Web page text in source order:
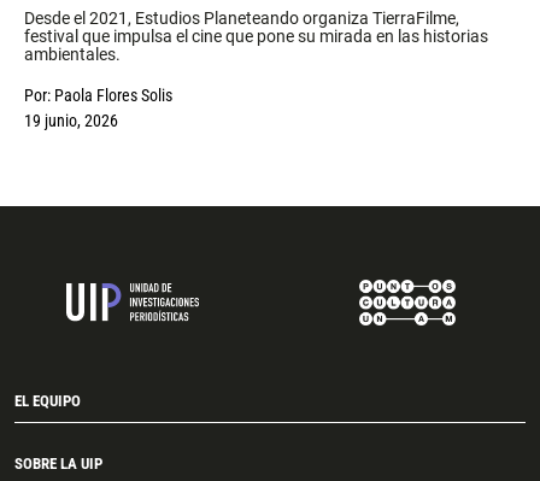
Desde el 2021, Estudios Planeteando organiza TierraFilme,
festival que impulsa el cine que pone su mirada en las historias
ambientales.
Por: Paola Flores Solis
19 junio, 2026
EL EQUIPO
SOBRE LA UIP